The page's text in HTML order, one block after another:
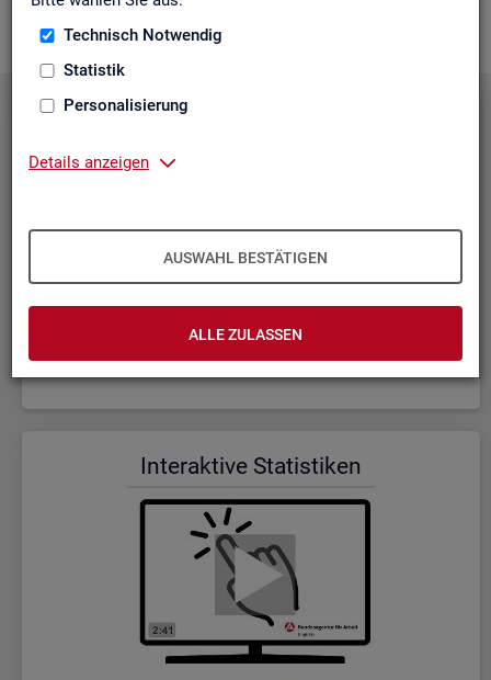
Technisch Notwendig
Statistik
Personalisierung
Details anzeigen
AUSWAHL BESTÄTIGEN
ALLE ZULASSEN
In­ter­ak­ti­ve Sta­tis­ti­ken